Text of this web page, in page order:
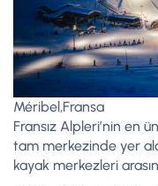
Méribel,Fransa
Fransız Alpleri’nin en
tam merkezinde yer
kayak merkezleri